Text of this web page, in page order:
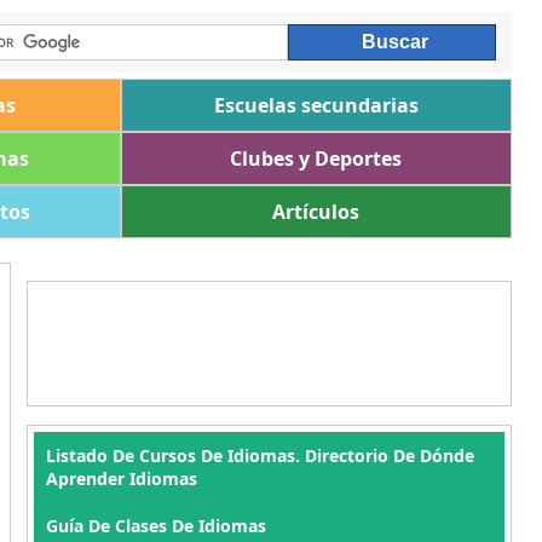
Escuelas secundarias
Clubes y Deportes
Artículos
Listado De Cursos De Idiomas. Directorio De Dónde
Aprender Idiomas
Guía De Clases De Idiomas